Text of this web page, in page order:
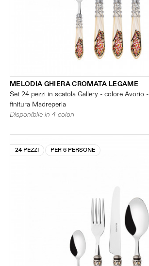
MELODIA GHIERA CROMATA LEGAME
Set 24 pezzi in scatola Gallery - colore Avorio -
finitura Madreperla
Disponibile in 4 colori
24 PEZZI PER 6 PERSONE